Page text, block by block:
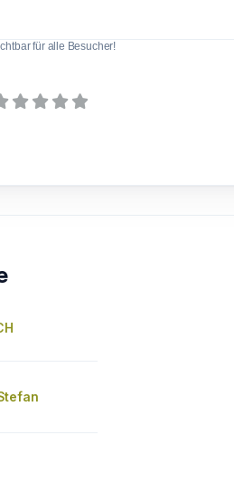
für alle Besucher!